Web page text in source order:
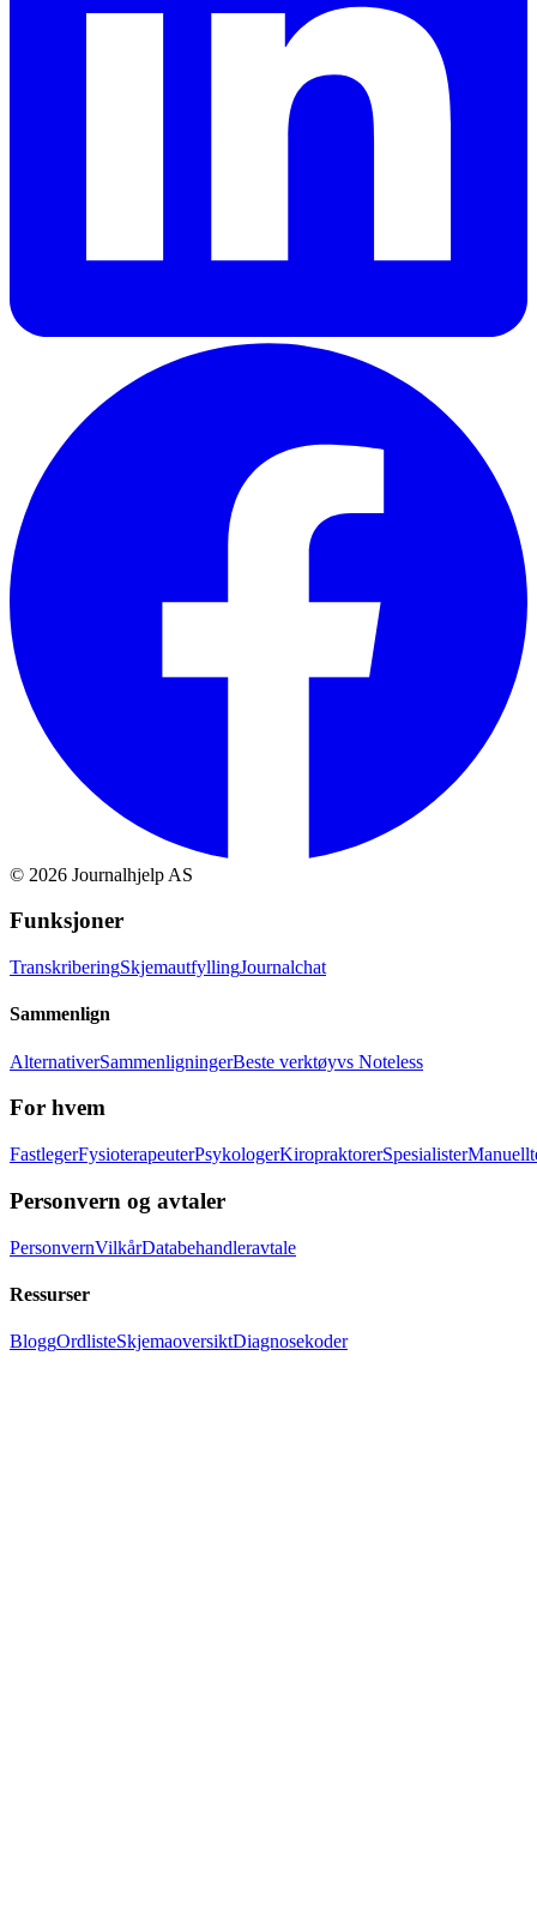
© 2026 Journalhjelp AS
Funksjoner
TranskriberingSkjemautfyllingJournalchat
Sammenlign
AlternativerSammenligningerBeste verktøyvs Noteless
For hvem
FastlegerFysioterapeuterPsykologerKiropraktorerSpesialister
Personvern og avtaler
PersonvernVilkårDatabehandleravtale
Ressurser
BloggOrdlisteSkjemaoversiktDiagnosekoder